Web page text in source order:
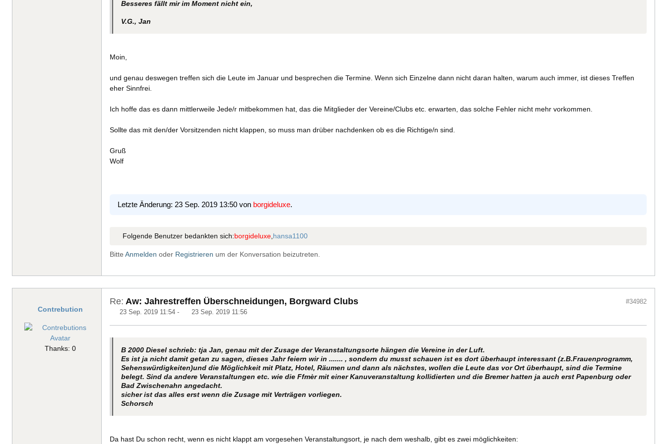
Besseres fällt mir im Moment nicht ein,
V.G., Jan
Moin,
und genau deswegen treffen sich die Leute im Januar und besprechen die Termine. Wenn sich Einzelne dann nicht daran halten, warum auch immer, ist dieses Treffen
eher Sinnfrei.
Ich hoffe das es dann mittlerweile Jede/r mitbekommen hat, das die Mitglieder der Vereine/Clubs etc. erwarten, das solche Fehler nicht mehr vorkommen.
Sollte das mit den/der Vorsitzenden nicht klappen, so muss man drüber nachdenken ob es die Richtige/n sind.
Gruß
Wolf
Letzte Änderung: 23 Sep. 2019 13:50 von borgideluxe.
Folgende Benutzer bedankten sich:borgideluxe, hansa1100
Bitte Anmelden oder Registrieren um der Konversation beizutreten.
Contrebution
Thanks: 0
Re: Aw: Jahrestreffen Überschneidungen, Borgward Clubs
23 Sep. 2019 11:54 - 23 Sep. 2019 11:56
#34982
B 2000 Diesel schrieb: tja Jan, genau mit der Zusage der Veranstaltungsorte hängen die Vereine in der Luft.
Es ist ja nicht damit getan zu sagen, dieses Jahr feiern wir in ....... , sondern du musst schauen ist es dort überhaupt interessant (z.B.Frauenprogramm,
Sehenswürdigkeiten)und die Möglichkeit mit Platz, Hotel, Räumen und dann als nächstes, wollen die Leute das vor Ort überhaupt, sind die Termine
belegt. Sind da andere Veranstaltungen etc. wie die Ffmèr mit einer Kanuveranstaltung kollidierten und die Bremer hatten ja auch erst Papenburg oder
Bad Zwischenahn angedacht.
sicher ist das alles erst wenn die Zusage mit Verträgen vorliegen.
Schorsch
Da hast Du schon recht, wenn es nicht klappt am vorgesehen Veranstaltungsort, je nach dem weshalb, gibt es zwei möglichkeiten: